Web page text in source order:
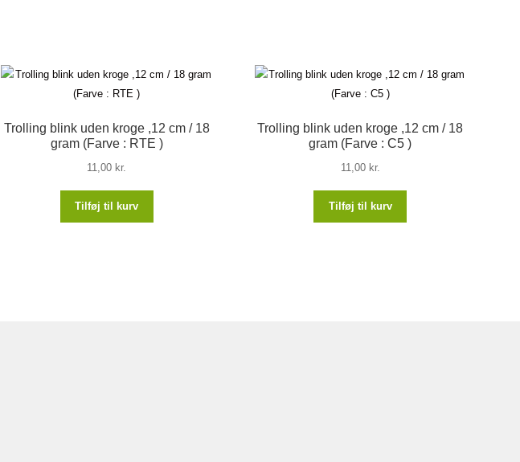
Trolling blink uden kroge ,12 cm / 18
gram (Farve : RTE )
11,00 kr.
Tilføj til kurv
Trolling blink uden kroge ,12 cm / 18
gram (Farve : C5 )
11,00 kr.
Tilføj til kurv